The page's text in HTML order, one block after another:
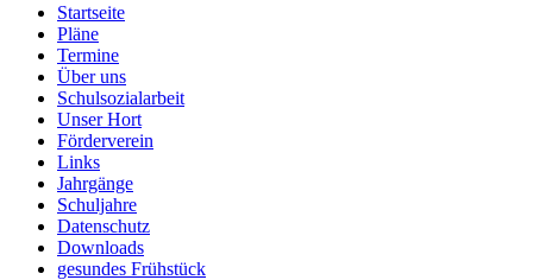
Startseite
Pläne
Termine
Über uns
Schulsozialarbeit
Unser Hort
Förderverein
Links
Jahrgänge
Schuljahre
Datenschutz
Downloads
gesundes Frühstück